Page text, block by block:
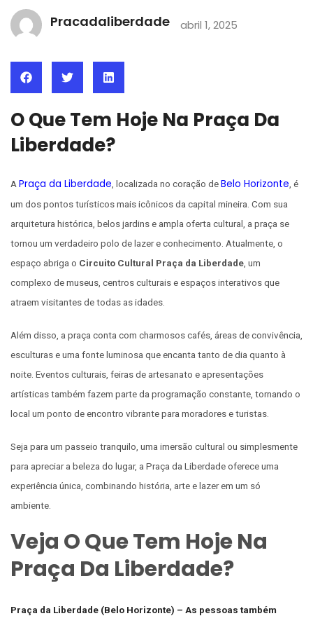
Pracadaliberdade abril 1, 2025
O Que Tem Hoje Na Praça Da
Liberdade?
A Praça da Liberdade , localizada no coração deBelo Horizonte , é
um dos pontos turísticos mais icônicos da capital mineira. Com sua
arquitetura histórica, belos jardins e ampla oferta cultural, a praça se
tornou um verdadeiro polo de lazer e conhecimento. Atualmente, o
espaço abriga o Circuito Cultural Praça da Liberdade , um
complexo de museus, centros culturais e espaços interativos que
atraem visitantes de todas as idades.
Além disso, a praça conta com charmosos cafés, áreas de convivência,
esculturas e uma fonte luminosa que encanta tanto de dia quanto à
noite. Eventos culturais, feiras de artesanato e apresentações
artísticas também fazem parte da programação constante, tornando o
local um ponto de encontro vibrante para moradores e turistas.
Seja para um passeio tranquilo, uma imersão cultural ou simplesmente
para apreciar a beleza do lugar, a Praça da Liberdade oferece uma
experiência única, combinando história, arte e lazer em um só
ambiente.
Veja O Que Tem Hoje Na
Praça Da Liberdade?
Praça da Liberdade (Belo Horizonte) – As pessoas também